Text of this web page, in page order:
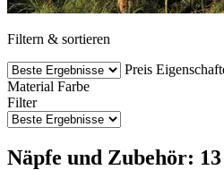
Filtern & sortieren
Preis
Material Farbe
Filter
Näpfe und Zubehör: